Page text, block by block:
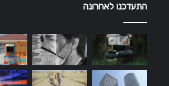
התעדכנו לאחרונה